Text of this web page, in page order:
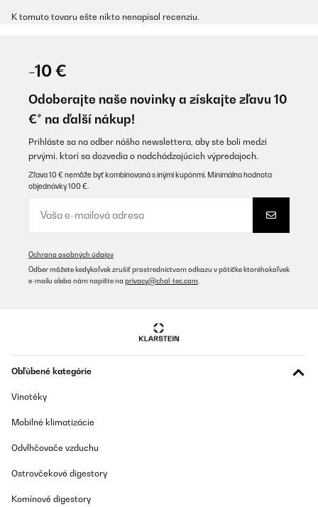
K tomuto tovaru ešte nikto nenapísal recenziu.
-10 €
Odoberajte naše novinky a získajte zľavu 10
€* na ďalší nákup!
Prihláste sa na odber nášho newslettera, aby ste boli medzi
prvými, ktorí sa dozvedia o nadchádzajúcich výpredajoch.
Zľava 10 € nemôže byť kombinovaná s inými kupónmi. Minimálna hodnota
objednávky 100 €.
Ochrana osobných údajov
Odber môžete kedykoľvek zrušiť prostredníctvom odkazu v pätičke ktoréhokoľvek
e-mailu alebo nám napíšte na privacy@chal-tec.com
Obľúbené kategórie
Vinotéky
Mobilné klimatizácie
Odvlhčovače vzduchu
Ostrovčekové digestory
Komínové digestory